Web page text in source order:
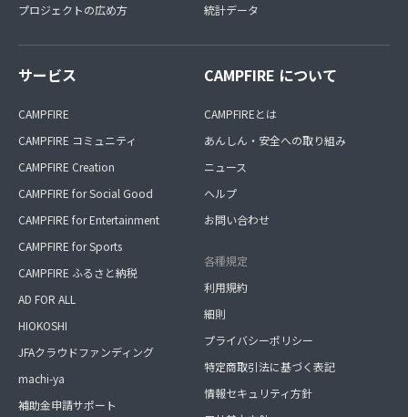
プロジェクトの広め方
統計データ
サービス
CAMPFIRE
CAMPFIRE コミュニティ
CAMPFIRE Creation
CAMPFIRE for Social Good
CAMPFIRE for Entertainment
CAMPFIRE for Sports
CAMPFIRE ふるさと納税
AD FOR ALL
HIOKOSHI
JFAクラウドファンディング
machi-ya
補助金申請サポート
CAMPFIRE について
CAMPFIREとは
あんしん・安全への取り組み
ニュース
ヘルプ
お問い合わせ
各種規定
利用規約
細則
プライバシーポリシー
特定商取引法に基づく表記
情報セキュリティ方針